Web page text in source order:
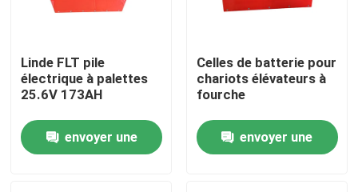
Maison
Linde FLT pile
électrique à palettes
25.6V 173AH
envoyer une
Celles de batterie pour
chariots élévateurs à
fourche
envoyer une